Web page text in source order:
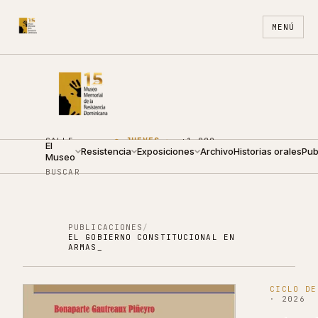
MENÚ
CALLE
ARZOBISPO
NOUEL 210
●JUEVES ·
09:00 —
+1 809
688
ES EN
El
Museo Resistencia Exposiciones ArchivoHistorias orales
BUSCAR
PUBLICACIONES /
EL GOBIERNO CONSTITUCIONAL EN
ARMAS_
CICLO
· 2026